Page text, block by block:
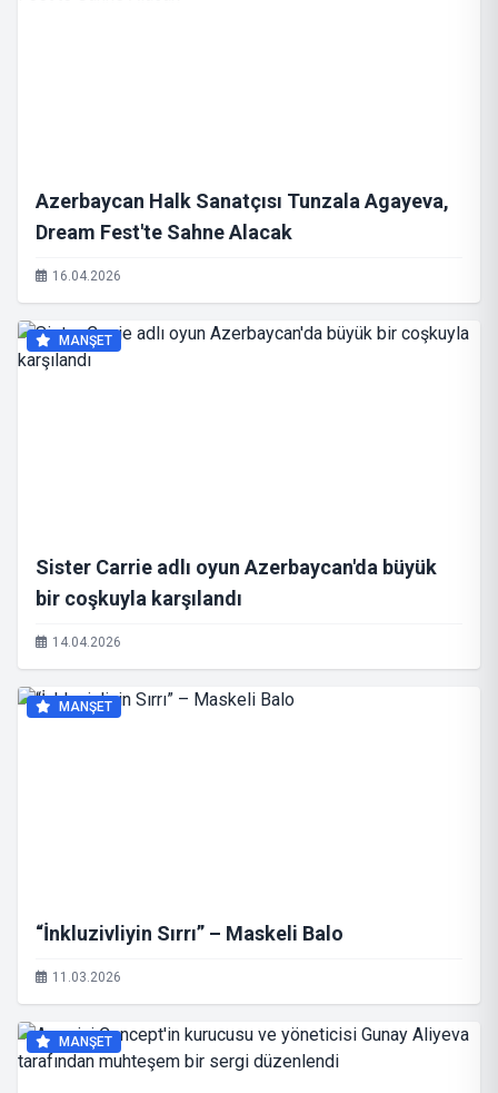
Azerbaycan Halk Sanatçısı Tunzala Agayeva,
Dream Fest'te Sahne Alacak
16.04.2026
MANŞET
Sister Carrie adlı oyun Azerbaycan'da büyük
bir coşkuyla karşılandı
14.04.2026
MANŞET
“İnkluzivliyin Sırrı” – Maskeli Balo
11.03.2026
MANŞET